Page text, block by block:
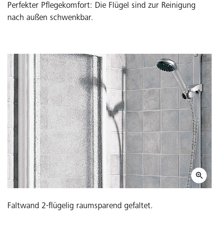
Perfekter Pflegekomfort: Die Flügel sind zur Reinigung
nach außen schwenkbar.
Faltwand 2-flügelig raumsparend gefaltet.